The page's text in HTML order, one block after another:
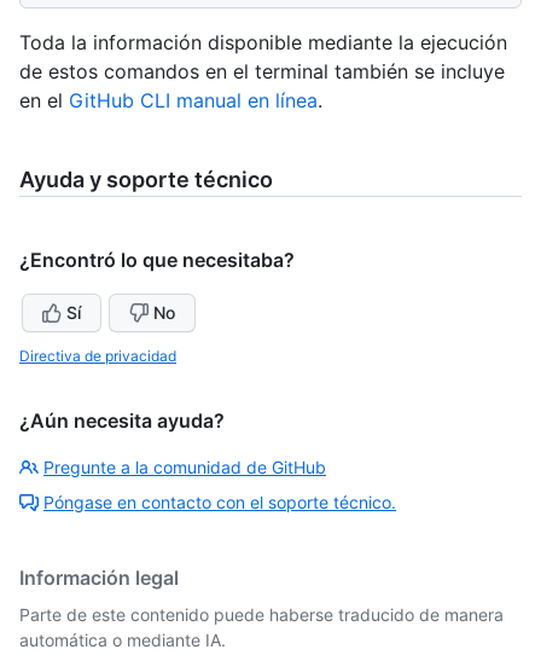
Toda la información disponible mediante la ejecución
de estos comandos en el terminal también se incluye
en el GitHub CLI manual en línea.
Ayuda y soporte técnico
¿Encontró lo que necesitaba?
Sí No
Directiva de privacidad
¿Aún necesita ayuda?
Pregunte a la comunidad de GitHub
Póngase en contacto con el soporte técnico.
Información legal
Parte de este contenido puede haberse traducido de manera
automática o mediante IA.